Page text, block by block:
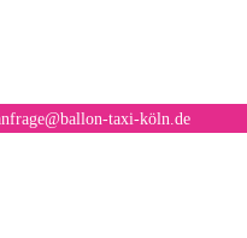
taxi-köln.de